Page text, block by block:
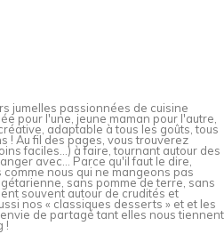
jumelles passionnées de cuisine
pour l'une, jeune maman pour l'autre,
adaptable à tous les goûts, tous
! Au fil des pages, vous trouverez
faciles…) à faire, tournant autour des
avec… Parce qu'il faut le dire,
nous qui ne mangeons pas
sans pomme de terre, sans
souvent autour de crudités et
nos « classiques desserts » et et les
de partagé tant elles nous tiennent
!